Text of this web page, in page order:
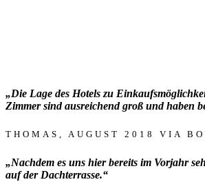
„Die Lage des Hotels zu
Zimmer sind ausreichend groß und haben
THOMAS, AUGUST 2018 VIA
„Nachdem es uns hier bereits im Vorjahr
auf der Dachterrasse.“